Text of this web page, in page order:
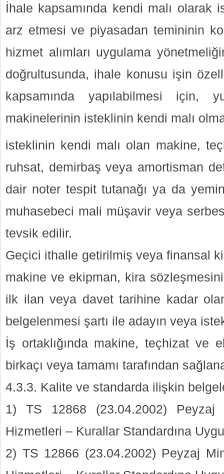
İhale kapsamında kendi malı olarak
arz etmesi ve piyasadan temininin
hizmet alımları uygulama
doğrultusunda, ihale konusu işin
kapsamında yapılabilmesi için,
makinelerinin isteklinin kendi malı
isteklinin kendi malı olan makine,
ruhsat, demirbaş veya amortisman
dair noter tespit tutanağı ya da
muhasebeci mali müşavir veya
tevsik edilir.
Geçici ithalle getirilmiş veya finansal
makine ve ekipman, kira
ilk ilan veya davet tarihine kadar
belgelenmesi şartı ile adayın veya
İş ortaklığında makine, teçhizat ve
birkaçı veya tamamı tarafından
4.3.3. Kalite ve standarda ilişkin
1) TS 12868 (23.04.2002) Peyzaj
Hizmetleri – Kurallar Standardına
2) TS 12866 (23.04.2002) Peyzaj